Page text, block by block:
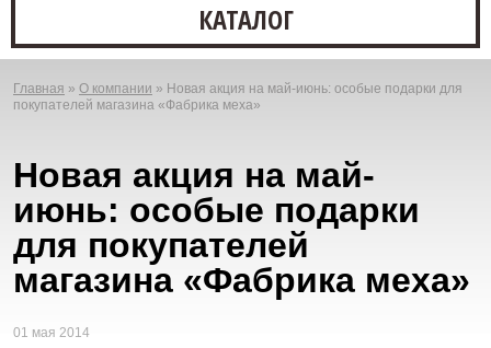
КАТАЛОГ
Вы
Главная » О компании » Новая акция на май-июнь: особые подарки для
покупателей магазина «Фабрика меха»
Новая акция на май-
июнь: особые подарки
для покупателей
магазина «Фабрика меха»
01 мая 2014